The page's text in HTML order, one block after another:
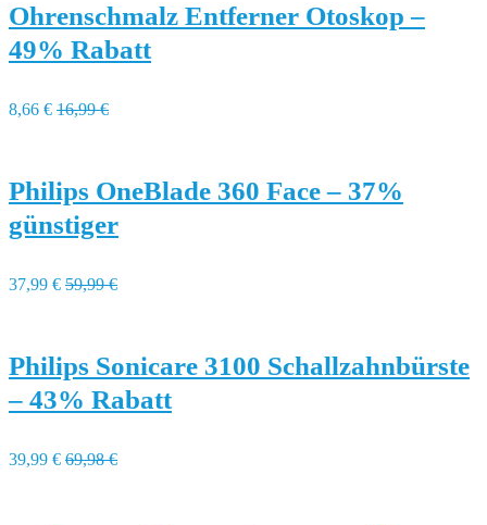
Ohrenschmalz Entferner Otoskop –
49% Rabatt
8,66 € 16,99 €
Philips OneBlade 360 Face – 37%
günstiger
37,99 € 59,99 €
Philips Sonicare 3100 Schallzahnbürste
– 43% Rabatt
39,99 € 69,98 €